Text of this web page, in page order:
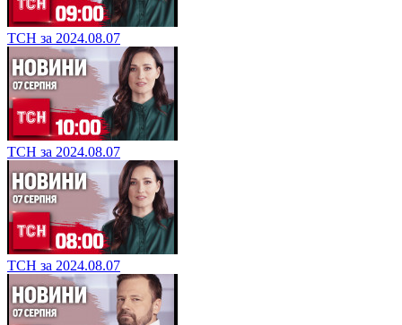
ТСН за 2024.08.07
ТСН за 2024.08.07
ТСН за 2024.08.07